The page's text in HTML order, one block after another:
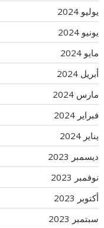
يوليو 2024
يونيو 2024
مايو 2024
أبريل 2024
مارس 2024
فبراير 2024
يناير 2024
ديسمبر 2023
نوفمبر 2023
أكتوبر 2023
سبتمبر 2023